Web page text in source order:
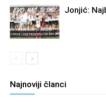
Jonjić:
Najnoviji članci